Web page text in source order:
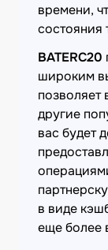
времени,
состояния
BATERC20
широким
позволяет
другие
вас будет
в виде
еще более